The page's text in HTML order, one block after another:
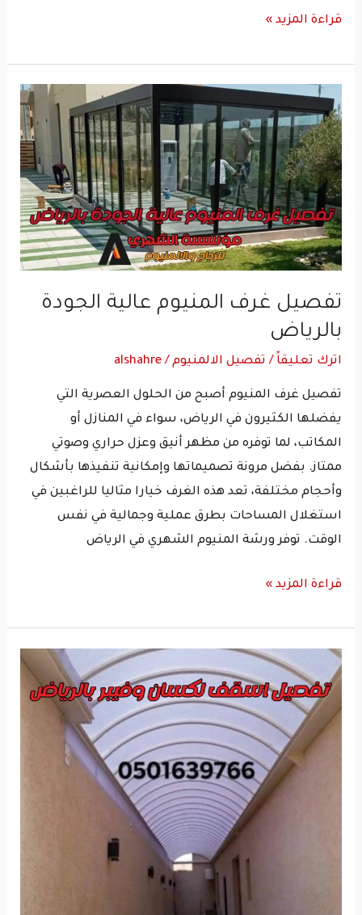
قراءة المزيد »
تفصيل غرف المنيوم​ عالية الجودة
بالرياض
اترك تعليقاً / تفصيل الالمنيوم /
alshahre
تفصيل غرف المنيوم أصبح من الحلول العصرية التي
يفضلها الكثيرون في الرياض، سواء في المنازل أو
المكاتب، لما توفره من مظهر أنيق وعزل حراري وصوتي
ممتاز. بفضل مرونة تصميماتها وإمكانية تنفيذها بأشكال
وأحجام مختلفة، تعد هذه الغرف خيارا مثاليا للراغبين في
استغلال المساحات بطرق عملية وجمالية في نفس
الوقت. توفر ورشة المنيوم الشهري في الرياض
تفصيل
غرف
المنيوم​
عالية
الجودة
بالرياض
قراءة المزيد »
تفصيل
اسقف
لكسان
وفيبر
بالرياض